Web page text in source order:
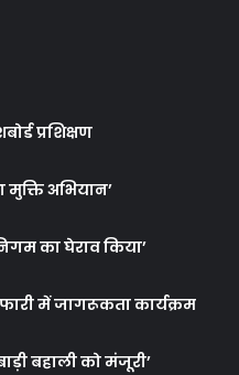
प्रशिक्षण
अभियान’
का घेराव किया’
में जागरूकता कार्यक्रम
बहाली को मंजूरी’